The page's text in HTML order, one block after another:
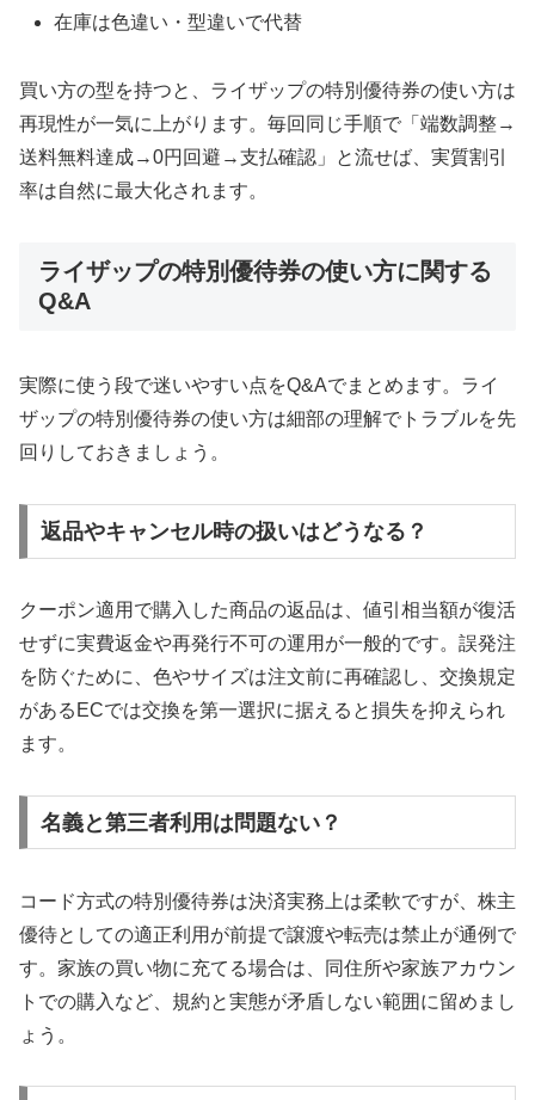
在庫は色違い・型違いで代替
買い方の型を持つと、ライザップの特別優待券の使い方は
再現性が一気に上がります。毎回同じ手順で「端数調整→
送料無料達成→0円回避→支払確認」と流せば、実質割引
率は自然に最大化されます。
ライザップの特別優待券の使い方に関する
Q&A
実際に使う段で迷いやすい点をQ&Aでまとめます。ライ
ザップの特別優待券の使い方は細部の理解でトラブルを先
回りしておきましょう。
返品やキャンセル時の扱いはどうなる？
クーポン適用で購入した商品の返品は、値引相当額が復活
せずに実費返金や再発行不可の運用が一般的です。誤発注
を防ぐために、色やサイズは注文前に再確認し、交換規定
があるECでは交換を第一選択に据えると損失を抑えられ
ます。
名義と第三者利用は問題ない？
コード方式の特別優待券は決済実務上は柔軟ですが、株主
優待としての適正利用が前提で譲渡や転売は禁止が通例で
す。家族の買い物に充てる場合は、同住所や家族アカウン
トでの購入など、規約と実態が矛盾しない範囲に留めまし
ょう。